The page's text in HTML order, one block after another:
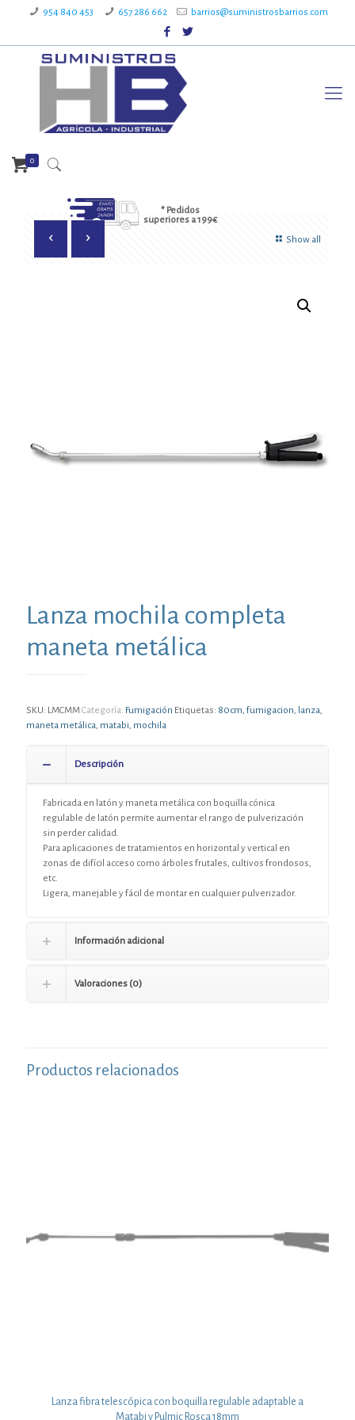
954 840 453 657 286 662 barrios@suministrosbarrios.com
* Pedidos
superiores a 199€
0
Show all
Lanza mochila completa
maneta metálica
SKU: LMCMMCategoría: Fumigación Etiquetas: 80cm, fumigacion, lanza,
maneta metálica, matabi, mochila
Descripción
Fabricada en latón y maneta metálica con boquilla cónica
regulable de latón permite aumentar el rango de pulverización
sin perder calidad.
Para aplicaciones de tratamientos en horizontal y vertical en
zonas de difícil acceso como árboles frutales, cultivos frondosos,
etc.
Ligera, manejable y fácil de montar en cualquier pulverizador.
Información adicional
Valoraciones (0)
Productos relacionados
Lanza fibra telescópica con boquilla regulable adaptable a
Matabi y Pulmic Rosca 18mm